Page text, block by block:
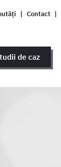
| Contact |
de caz